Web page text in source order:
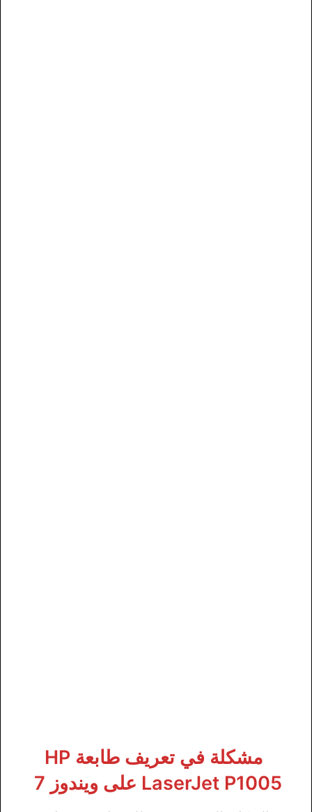
مشكلة في تعريف طابعة HP
LaserJet P1005 على ويندوز 7